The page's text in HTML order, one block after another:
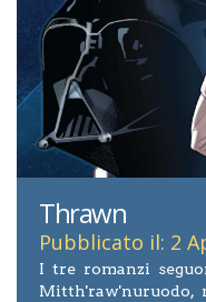
Thrawn
Pubblicato il: 2
I tre romanzi
Mitth'raw'nuruodo,